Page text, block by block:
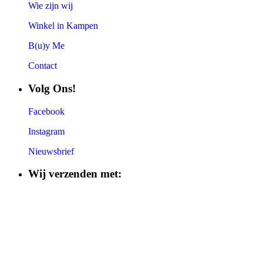
Wie zijn wij
Winkel in Kampen
B(u)y Me
Contact
Volg Ons!
Facebook
Instagram
Nieuwsbrief
Wij verzenden met: